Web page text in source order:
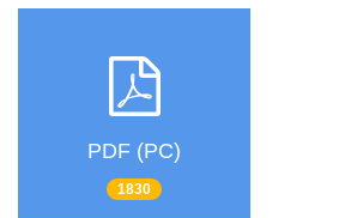
PDF (PC)
1830